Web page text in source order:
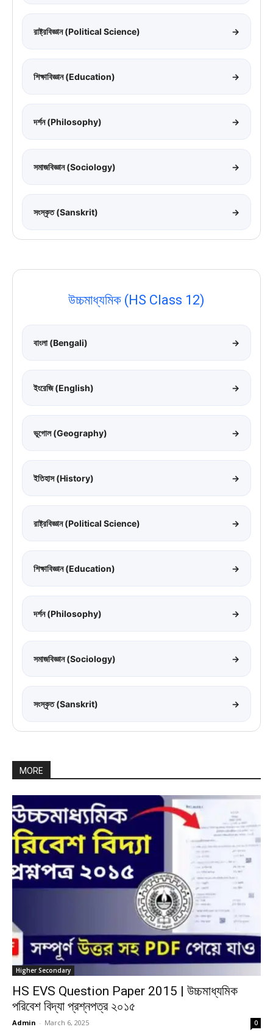
রাষ্ট্রবিজ্ঞান (Political Science) →
শিক্ষাবিজ্ঞান (Education) →
দর্শন (Philosophy) →
সমাজবিজ্ঞান (Sociology) →
সংস্কৃত (Sanskrit) →
উচ্চমাধ্যমিক (HS Class 12)
বাংলা (Bengali) →
ইংরেজি (English) →
ভূগোল (Geography) →
ইতিহাস (History) →
রাষ্ট্রবিজ্ঞান (Political Science) →
শিক্ষাবিজ্ঞান (Education) →
দর্শন (Philosophy) →
সমাজবিজ্ঞান (Sociology) →
সংস্কৃত (Sanskrit) →
MORE
Higher Secondary
HS EVS Question Paper 2015 | উচ্চমাধ্যমিক
পরিবেশ বিদ্যা প্রশ্নপত্র ২০১৫
Admin - March 6, 2025 0